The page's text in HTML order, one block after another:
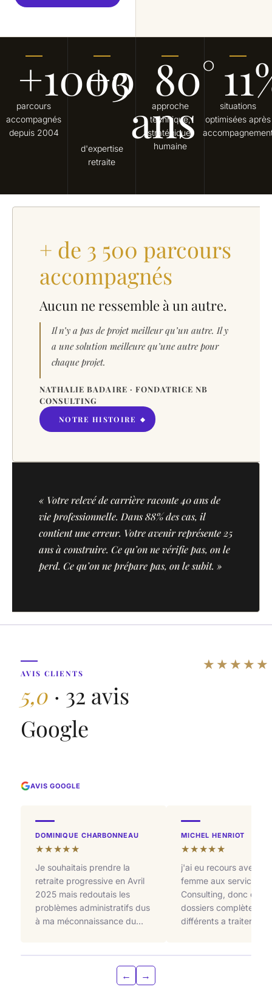
parcours
accompagnés
depuis 2004
+1000
d'expertise
retraite
+3
ans
approche
technique,
stratégique,
humaine
80° situations
optimisées après
11
+ de 3 500 parcours
accompagnés
Aucun ne ressemble à un autre.
Il n’y a pas de projet meilleur qu’un autre. Il y
a une solution meilleure qu’une autre pour
chaque projet.
NATHALIE BADAIRE · FONDATRICE NB
CONSULTING
NOTRE HISTOIRE
« Votre relevé de carrière raconte 40 ans de
vie professionnelle. Dans 88% des cas, il
contient une erreur. Votre avenir représente 25
ans à construire. Ce qu’on ne vérifie pas, on le
perd. Ce qu’on ne prépare pas, on le subit. »
AVIS CLIENTS
5,0 · 32 avis
Google
AVIS GOOGLE
DOMINIQUE CHARBONNEAU
★★★★★
Je souhaitais prendre la
retraite progressive en Avril
2025 mais redoutais les
problèmes administratifs dus
à ma méconnaissance du
Courant 2024, j'ai fait appel
à NB Consulting qui m'a
MICHEL HENRIOT
★★★★★
j'ai eu recours avec ma
femme aux services
Consulting, donc deux
dossiers
différents a traiter.
← →